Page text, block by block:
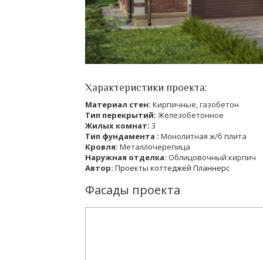
Характеристики проекта:
Материал стен: Кирпичные, газобетон
Тип перекрытий: Железобетонное
Жилых комнат: 3
Тип фундамента : Монолитная ж/б плита
Кровля: Металлочерепица
Наружная отделка: Облицовочный кирпич
Автор: Проекты коттеджей Планнерс
Фасады проекта